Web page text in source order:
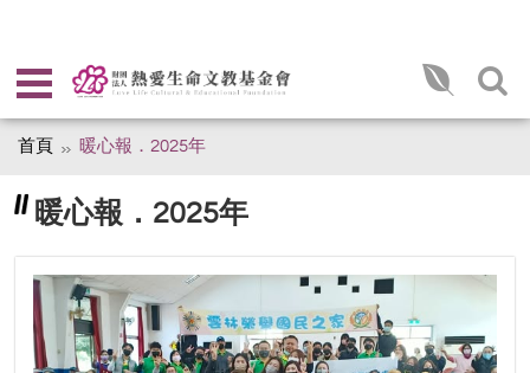
首頁 暖心報．2025年
暖心報．2025年